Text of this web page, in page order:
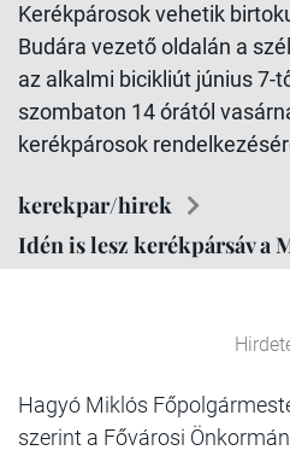
Kerékpárosok vehetik
Budára vezető oldalán a
az alkalmi bicikliút június 7-
szombaton 14 órától
kerékpárosok
kerekpar/hirek
Idén is lesz kerékpársáv a
Hagyó Miklós
szerint a Fővárosi